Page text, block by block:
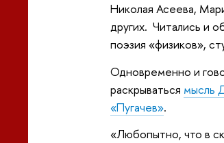
Николая Асеева,
других. Читались и
поэзия «физиков»,
Одновременно и
раскрываться мысль
«Пугачев».
«Любопытно, что в